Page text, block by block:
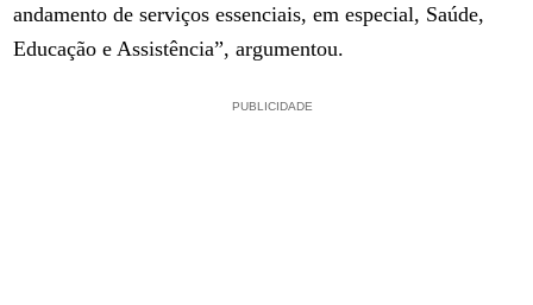
andamento de serviços essenciais, em especial, Saúde,
Educação e Assistência”, argumentou.
PUBLICIDADE